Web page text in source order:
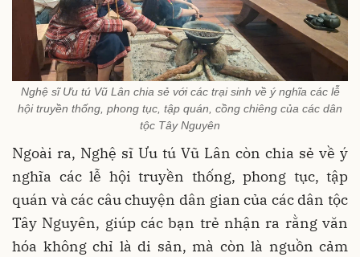
Nghệ sĩ Ưu tú Vũ Lân chia sẻ với các trại sinh về ý nghĩa các lễ
hội truyền thống, phong tục, tập quán, cồng chiêng của các dân
tộc Tây Nguyên
Ngoài ra, Nghệ sĩ Ưu tú Vũ Lân còn chia sẻ về ý
nghĩa các lễ hội truyền thống, phong tục, tập
quán và các câu chuyện dân gian của các dân tộc
Tây Nguyên, giúp các bạn trẻ nhận ra rằng văn
hóa không chỉ là di sản, mà còn là nguồn cảm